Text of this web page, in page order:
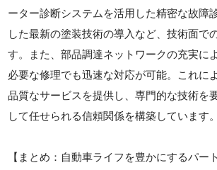
ーター診断システムを活用した精密な故障
した最新の塗装技術の導入など、技術面で
す。また、部品調達ネットワークの充実に
必要な修理でも迅速な対応が可能。これに
品質なサービスを提供し、専門的な技術を
して任せられる信頼関係を構築しています。
【まとめ：自動車ライフを豊かにするパー